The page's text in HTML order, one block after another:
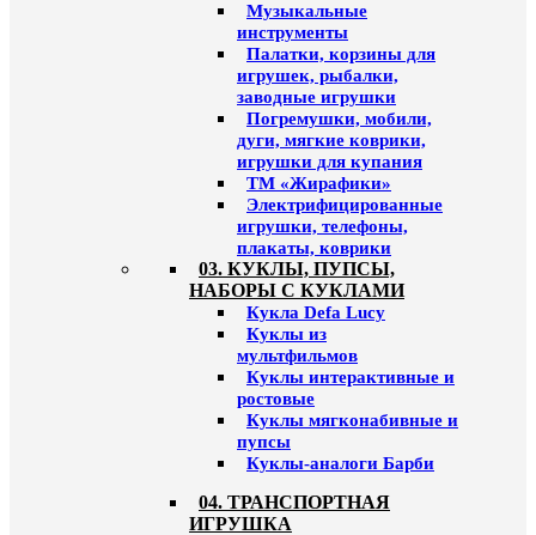
Музыкальные
инструменты
Палатки, корзины для
игрушек, рыбалки,
заводные игрушки
Погремушки, мобили,
дуги, мягкие коврики,
игрушки для купания
ТМ «Жирафики»
Электрифицированные
игрушки, телефоны,
плакаты, коврики
03. КУКЛЫ, ПУПСЫ,
НАБОРЫ С КУКЛАМИ
Кукла Defa Lucy
Куклы из
мультфильмов
Куклы интерактивные и
ростовые
Куклы мягконабивные и
пупсы
Куклы-аналоги Барби
04. ТРАНСПОРТНАЯ
ИГРУШКА